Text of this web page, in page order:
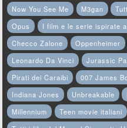
Now You See Me
M3gan
Opus
I film e le serie ispirate
Checco Zalone
Oppenheimer
Leonardo Da Vinci
Jurassic
Pirati dei Caraibi
007 James
Indiana Jones
Unbreakable
Millennium
Teen movie italiani